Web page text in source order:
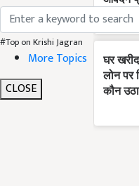
#Top on Krishi Jagran
More Topics
CLOSE